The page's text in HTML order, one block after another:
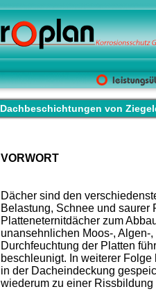
Dachbeschichtungen von
VORWORT
Dächer sind den
Belastung, Schnee und saurer
Platteneternitdächer zum
unansehnlichen Moos-,
Durchfeuchtung der Platten
beschleunigt. In weiterer
in der Dacheindeckung
wiederum zu einer